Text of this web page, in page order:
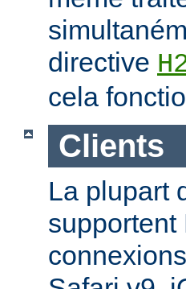
directive
cela
Clients
La plupart
supportent